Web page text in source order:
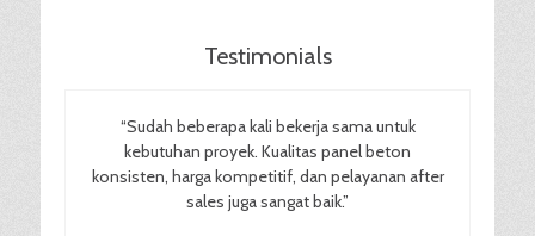
Testimonials
“Sudah beberapa kali bekerja sama untuk
kebutuhan proyek. Kualitas panel beton
konsisten, harga kompetitif, dan pelayanan after
sales juga sangat baik.”